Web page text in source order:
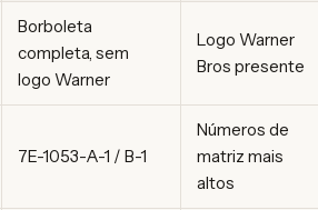
Borboleta
completa, sem
logo Warner
Logo Warner
Bros presente
7E-1053-A-1 / B-1
Números de
matriz mais
altos